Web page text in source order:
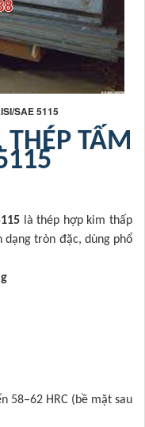
SAE 5115
THÉP TẤM
là thép hợp kim thấp
tròn đặc, dùng phổ
58–62 HRC (bề mặt sau